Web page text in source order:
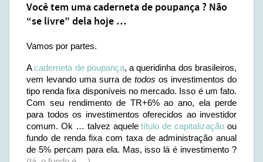
Você tem uma caderneta de poupança ? Não
“se livre” dela hoje …
Vamos por partes.
Acaderneta de poupança, a queridinha dos brasileiros,
vem levando uma surra de todos os investimentos do
tipo renda fixa disponíveis no mercado. Isso é um fato.
Com seu rendimento de TR+6% ao ano, ela perde
para todos os investimentos oferecidos ao investidor
comum. Ok … talvez aqueletítulo de capitalização ou
fundo de renda fixa com taxa de administração anual
de 5% percam para ela. Mas, isso lá é investimento ?